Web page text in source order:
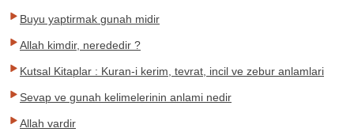
Buyu yaptirmak gunah midir
Allah kimdir, nerededir ?
Kutsal Kitaplar : Kuran-i kerim, tevrat, incil ve zebur anlamlari
Sevap ve gunah kelimelerinin anlami nedir
Allah vardir